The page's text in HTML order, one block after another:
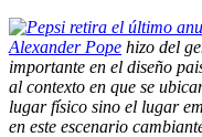
Alexander Pope hizo del
importante en el diseño
al contexto en que se
lugar físico sino el lugar
en este escenario